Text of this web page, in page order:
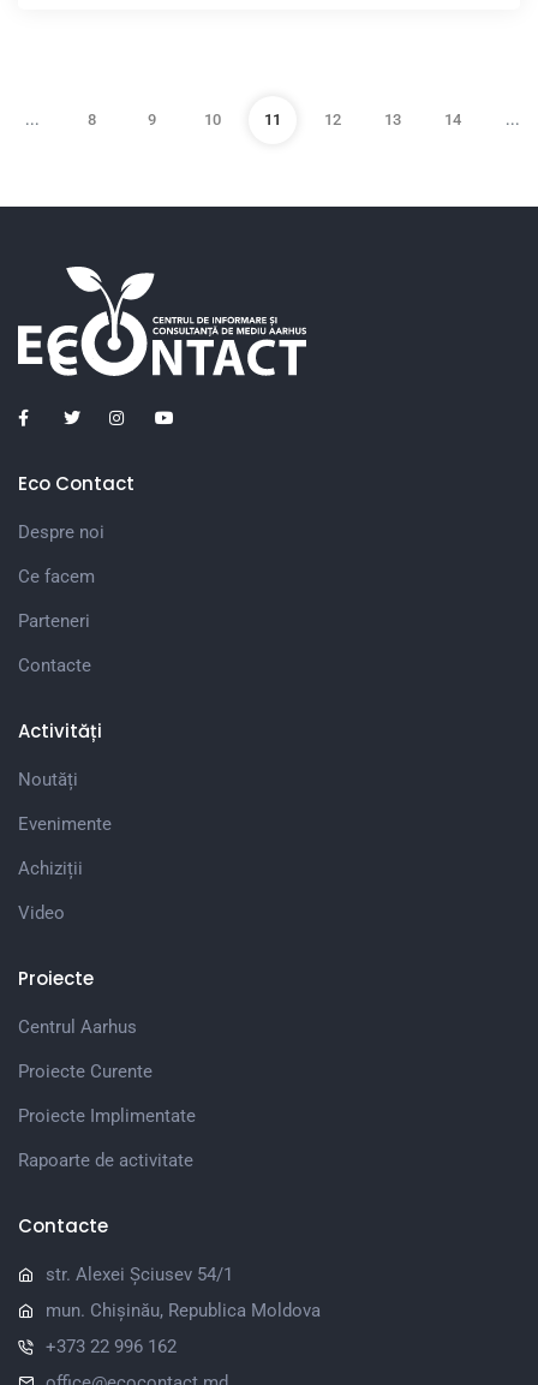
... 8 9 10 11 12 13 14 ...
Eco Contact
Despre noi
Ce facem
Parteneri
Contacte
Activități
Noutăți
Evenimente
Achiziții
Video
Proiecte
Centrul Aarhus
Proiecte Curente
Proiecte Implimentate
Rapoarte de activitate
Contacte
str. Alexei Șciusev 54/1
mun. Chișinău, Republica Moldova
+373 22 996 162